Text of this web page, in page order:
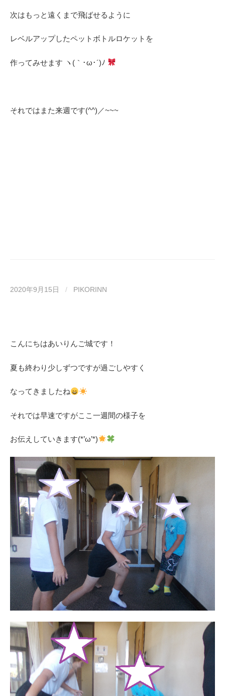
次はもっと遠くまで飛ばせるように
レベルアップしたペットボトルロケットを
作ってみせます ヽ(｀･ω･´)ﾉ
それではまた来週です(^^)／~~~
2020年9月15日 / PIKORINN
こんにちはあいりんご城です！
夏も終わり少しずつですが過ごしやすく
なってきましたね
それでは早速ですがここ一週間の様子を
お伝えしていきます(*’ω’*)